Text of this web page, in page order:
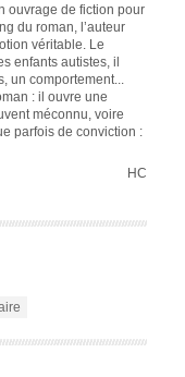
ouvrage de fiction pour
du roman, l’auteur
véritable. Le
enfants autistes, il
un comportement...
: il ouvre une
méconnu, voire
parfois de conviction :
HC